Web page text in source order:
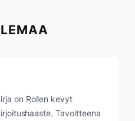
on Rollen kevyt
Tavoitteena